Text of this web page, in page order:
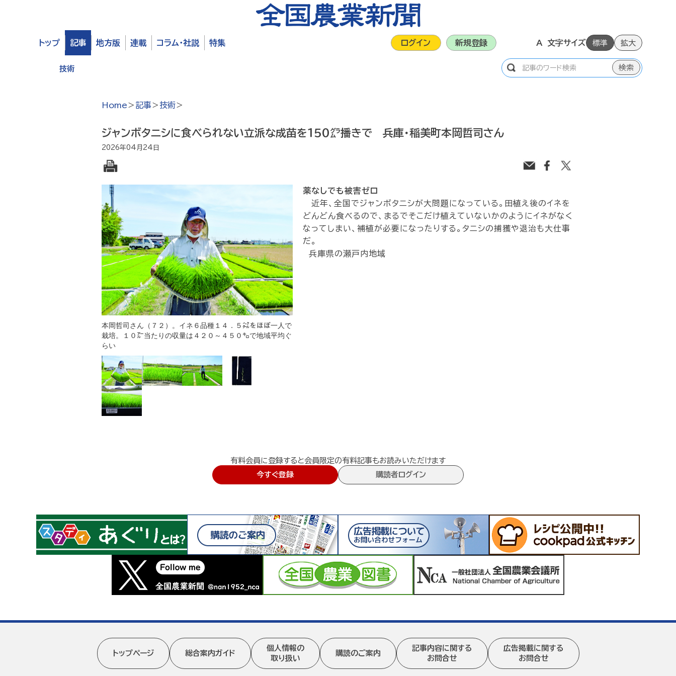
トップ 記事 地方版 連載 コラム・社説 特集
技術
ログイン 新規登録 A 文字サイズ 標準 拡大
Home＞ 記事＞技術＞
ジャンボタニシに食べられない立派な成苗を１５０㌘播きで 兵庫・稲美町本岡哲司さん
2026年04月24日
本岡哲司さん（７２）。イネ６品種１４．５㌶をほぼ一人で
栽培。１０㌃当たりの収量は４２０～４５０㌔で地域平均ぐ
らい
薬なしでも被害ゼロ
近年、全国でジャンボタニシが大問題になっている。田植え後のイネを
どんどん食べるので、まるでそこだけ植えていないかのようにイネがなく
なってしまい、補植が必要になったりする。タニシの捕獲や退治も大仕事
だ。
兵庫県の瀬戸内地域
有料会員に登録すると会員限定の有料記事もお読みいただけます
今すぐ登録
購読者ログイン
トップページ 総合案内ガイド
個人情報の
取り扱い
購読のご案内
記事内容に関する
お問合せ
広告掲載に関する
お問合せ